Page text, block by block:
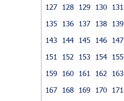
127
128 129 130 131
135
136 137 138 139
143
144 145 146 147
151
152 153 154 155
159
160 161 162 163
167
168 169 170 171